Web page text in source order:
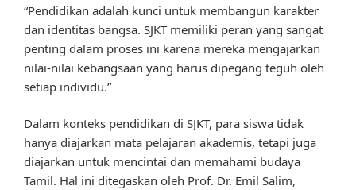
“Pendidikan adalah kunci untuk membangun karakter
dan identitas bangsa. SJKT memiliki peran yang sangat
penting dalam proses ini karena mereka mengajarkan
nilai-nilai kebangsaan yang harus dipegang teguh oleh
setiap individu.”
Dalam konteks pendidikan di SJKT, para siswa tidak
hanya diajarkan mata pelajaran akademis, tetapi juga
diajarkan untuk mencintai dan memahami budaya
Tamil. Hal ini ditegaskan oleh Prof. Dr. Emil Salim,